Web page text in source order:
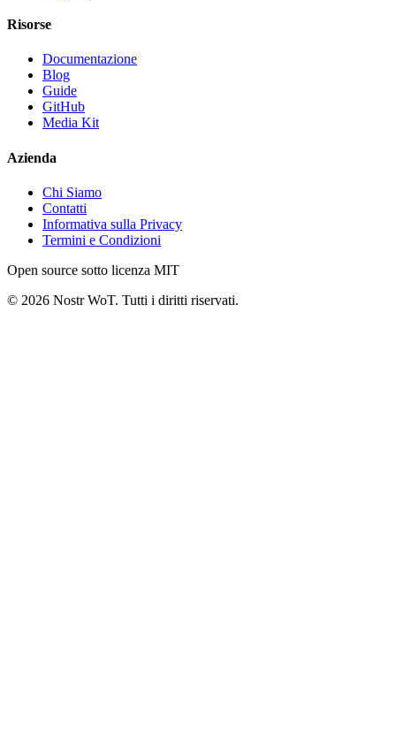
Risorse
Documentazione
Blog
Guide
GitHub
Media Kit
Azienda
Chi Siamo
Contatti
Informativa sulla Privacy
Termini e Condizioni
Open source sotto licenza MIT
© 2026 Nostr WoT. Tutti i diritti riservati.